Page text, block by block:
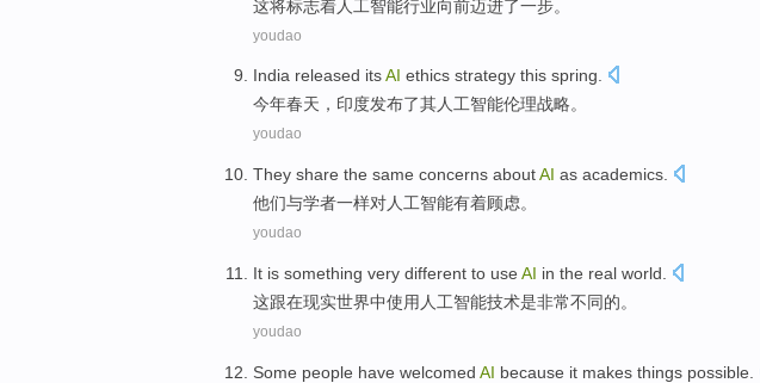
这将标志着人工智能行业向前迈进了一步。
youdao
India released itsAI ethics strategy this spring.
今年春天， 印度发布了其人工智能伦理战略。
youdao
They share the same concerns aboutAI as academics
他们与学者一样对人工智能有着顾虑。
youdao
It is something very different to use AI in the real world
这跟在现实世界中使用 人工智能技术是非常不同的。
youdao
Some people have welcomed AI because it makes things possible